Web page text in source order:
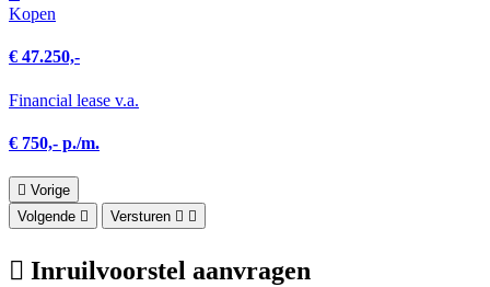
Kopen
€ 47.250,-
Financial lease v.a.
€ 750,- p./m.
Vorige
Volgende
Versturen
Inruilvoorstel aanvragen